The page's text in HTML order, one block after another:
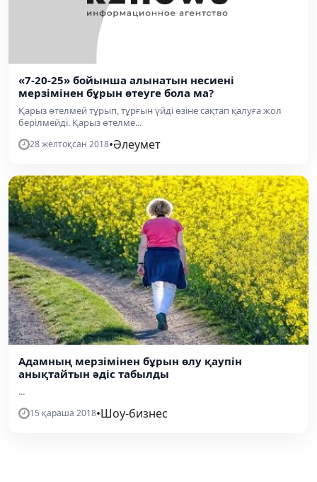
«7-20-25» бойынша алынатын несиені
мерзімінен бұрын өтеуге бола ма?
Қарыз өтелмей тұрып, тұрғын үйді өзіне сақтап қалуға жол
берілмейді. Қарыз өтелме...
28 желтоқсан 2018•Әлеумет
Адамның мерзімінен бұрын өлу қаупін
анықтайтын әдіс табылды
...
15 қараша 2018•Шоу-бизнес